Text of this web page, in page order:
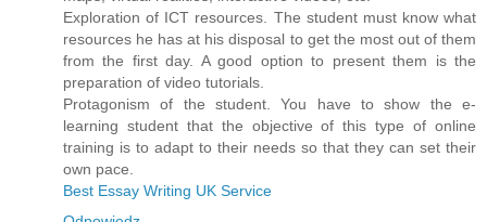
Exploration of ICT resources. The student must know what
resources he has at his disposal to get the most out of them
from the first day. A good option to present them is the
preparation of video tutorials.
Protagonism of the student. You have to show the e-
learning student that the objective of this type of online
training is to adapt to their needs so that they can set their
own pace.
Best Essay Writing UK Service